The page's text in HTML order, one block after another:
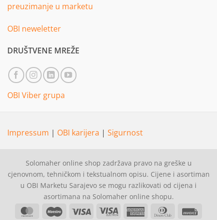
preuzimanje u marketu
OBI neweletter
DRUŠTVENE MREŽE
OBI Viber grupa
Impressum | OBI karijera | Sigurnost
Solomaher online shop zadržava pravo na greške u
cjenovnom, tehničkom i tekstualnom opisu. Cijene i asortiman
u OBI Marketu Sarajevo se mogu razlikovati od cijena i
asortimana na Solomaher online shopu.
MasterCardMaestro Visa
Visa
American Dinners